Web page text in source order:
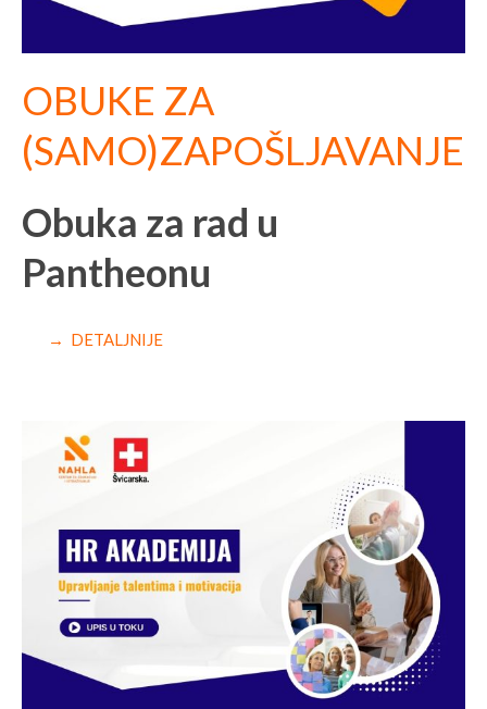
OBUKE ZA
(SAMO)ZAPOŠLJAVANJE
Obuka za rad u
Pantheonu
→ DETALJNIJE